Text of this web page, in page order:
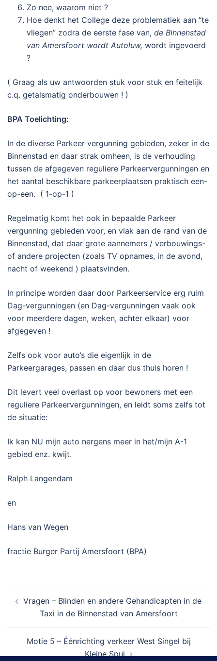
Zo nee, waarom niet ?
Hoe denkt het College deze problematiek aan “te
vliegen” zodra de eerste fase van, de Binnenstad
van Amersfoort wordt Autoluw, wordt ingevoerd
?
( Graag als uw antwoorden stuk voor stuk en feitelijk
c.q. getalsmatig onderbouwen ! )
BPA Toelichting:
In de diverse Parkeer vergunning gebieden, zeker in de
Binnenstad en daar strak omheen, is de verhouding
tussen de afgegeven reguliere Parkeervergunningen en
het aantal beschikbare parkeerplaatsen praktisch een-
op-een. ( 1-op-1 )
Regelmatig komt het ook in bepaalde Parkeer
vergunning gebieden voor, en vlak aan de rand van de
Binnenstad, dat daar grote aannemers / verbouwings-
of andere projecten (zoals TV opnames, in de avond,
nacht of weekend ) plaatsvinden.
In principe worden daar door Parkeerservice erg ruim
Dag-vergunningen (en Dag-vergunningen vaak ook
voor meerdere dagen, weken, achter elkaar) voor
afgegeven !
Zelfs ook voor auto’s die eigenlijk in de
Parkeergarages, passen en daar dus thuis horen !
Dit levert veel overlast op voor bewoners met een
reguliere Parkeervergunningen, en leidt soms zelfs tot
de situatie:
Ik kan NU mijn auto nergens meer in het/mijn A-1
gebied enz. kwijt.
Ralph Langendam
en
Hans van Wegen
fractie Burger Partij Amersfoort (BPA)
navigatie
Vragen – Blinden en andere Gehandicapten in de
Taxi in de Binnenstad van Amersfoort
Motie 5 – Éénrichting verkeer West Singel bij
Kleine Spui